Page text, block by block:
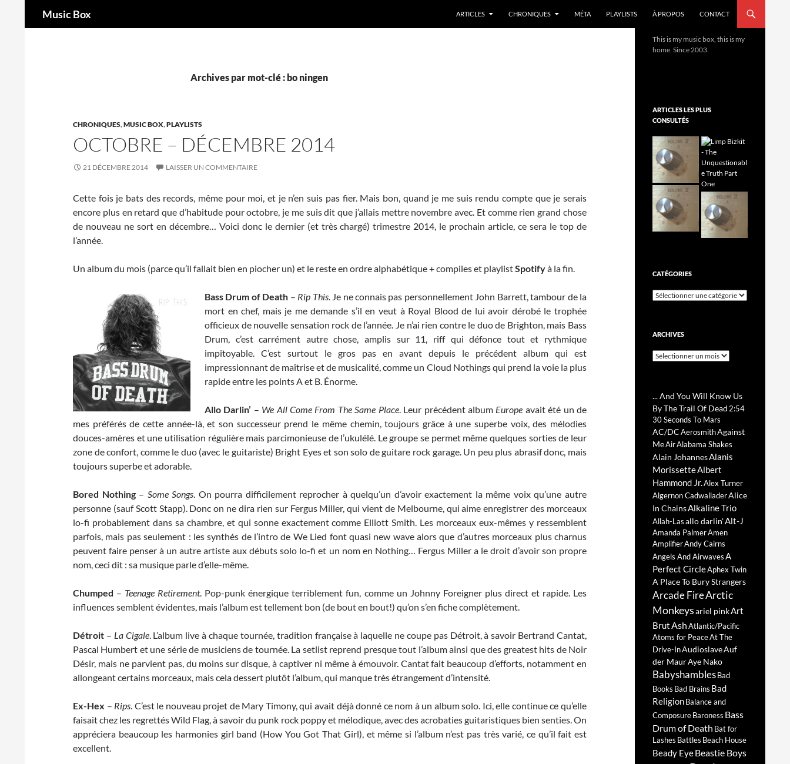
Music Box ARTICLES CHRONIQUES MÉTA PLAYLISTS À PROPOS CONTACT
Archives par mot-clé : bo ningen
CHRONIQUES,MUSIC BOX,PLAYLISTS
OCTOBRE – DÉCEMBRE 2014
21 DÉCEMBRE 2014 LAISSER UN COMMENTAIRE
Cette fois je bats des records, même pour moi, et je n’en suis pas fier. Mais bon, quand je me suis rendu compte que je serais
encore plus en retard que d’habitude pour octobre, je me suis dit que j’allais mettre novembre avec. Et comme rien grand chose
de nouveau ne sort en décembre… Voici donc le dernier (et très chargé) trimestre 2014, le prochain article, ce sera le top de
l’année.
Un album du mois (parce qu’il fallait bien en piocher un) et le reste en ordre alphabétique + compiles et playlistSpotifyà la fin.
Bass Drum of Death – Rip This. Je ne connais pas personnellement John Barrett, tambour de la
mort en chef, mais je me demande s’il en veut à Royal Blood de lui avoir dérobé le trophée
officieux de nouvelle sensation rock de l’année. Je n’ai rien contre le duo de Brighton, mais Bass
Drum, c’est carrément autre chose, amplis sur 11, riff qui défonce tout et rythmique
impitoyable. C’est surtout le gros pas en avant depuis le précédent album qui est
impressionnant de maîtrise et de musicalité, comme un Cloud Nothings qui prend la voie la plus
rapide entre les points A et B. Énorme.
Allo Darlin’ – We All Come From The Same Place. Leur précédent album Europe avait été un de
mes préférés de cette année-là, et son successeur prend le même chemin, toujours grâce à une superbe voix, des mélodies
douces-amères et une utilisation régulière mais parcimonieuse de l’ukulélé. Le groupe se permet même quelques sorties de leur
zone de confort, comme le duo (avec le guitariste) Bright Eyes et son solo de guitare rock garage. Un peu plus abrasif donc, mais
toujours superbe et adorable.
Bored Nothing– Some Songs. On pourra difficilement reprocher à quelqu’un d’avoir exactement la même voix qu’une autre
personne (sauf Scott Stapp). Donc on ne dira rien sur Fergus Miller, qui vient de Melbourne, qui aime enregistrer des morceaux
lo-fi probablement dans sa chambre, et qui sonne exactement comme Elliott Smith. Les morceaux eux-mêmes y ressemblent
parfois, mais pas seulement : les synthés de l’intro de We Lied font quasi new wave alors que d’autres morceaux plus charnus
peuvent faire penser à un autre artiste aux débuts solo lo-fi et un nom en Nothing… Fergus Miller a le droit d’avoir son propre
nom, ceci dit : sa musique parle d’elle-même.
Chumped – Teenage Retirement. Pop-punk énergique terriblement fun, comme un Johnny Foreigner plus direct et rapide. Les
influences semblent évidentes, mais l’album est tellement bon (de bout en bout!) qu’on s’en fiche complètement.
Détroit – La Cigale. L’album live à chaque tournée, tradition française à laquelle ne coupe pas Détroit, à savoir Bertrand Cantat,
Pascal Humbert et une série de musiciens de tournée. La setlist reprend presque tout l’album ainsi que des greatest hits de Noir
Désir, mais ne parvient pas, du moins sur disque, à captiver ni même à émouvoir. Cantat fait beaucoup d’efforts, notamment en
allongeant certains morceaux, mais cela dessert plutôt l’album, qui manque très étrangement d’intensité.
Ex-Hex – Rips. C’est le nouveau projet de Mary Timony, qui avait déjà donné ce nom à un album solo. Ici, elle continue ce qu’elle
faisait chez les regrettés Wild Flag, à savoir du punk rock poppy et mélodique, avec des acrobaties guitaristiques bien senties. On
appréciera beaucoup les harmonies girl band (How You Got That Girl), et même si l’album n’est pas très varié, ce qu’il fait est
excellent.
This is my music box, this is my
home. Since 2003.
ARTICLES LES PLUS
CONSULTÉS
CATÉGORIES
Catégories
ARCHIVES
Archives
... And You Will Know Us
By The Trail Of Dead 2:54
30 Seconds To Mars
AC/DCAerosmithAgainst
MeAirAlabama Shakes
Alain JohannesAlanis
MorissetteAlbert
Hammond Jr.Alex Turner
Algernon CadwalladerAlice
In ChainsAlkaline Trio
Allah-Lasallo darlin'Alt-J
Amanda PalmerAmen
AmplifierAndy Cairns
Angels And AirwavesA
Perfect CircleAphex Twin
A Place To Bury Strangers
Arcade FireArctic
Monkeysariel pinkArt
BrutAshAtlantic/Pacific
Atoms for PeaceAt The
Drive-InAudioslaveAuf
der MaurAye Nako
BabyshamblesBad
Books Bad Brains Bad
ReligionBalance and
ComposureBaroness Bass
Drum of Death Bat for
Lashes Battles Beach House
Beady EyeBeastie Boys